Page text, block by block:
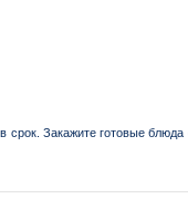
Закажите готовые